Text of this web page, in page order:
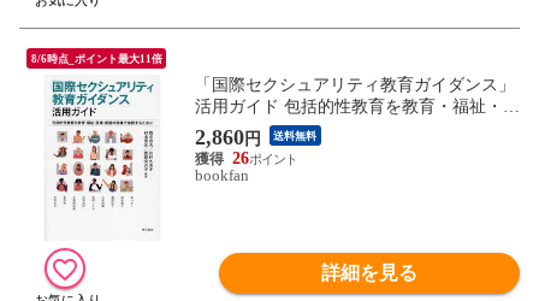
8/6時点_ポイント最大11倍
「国際セクシュアリティ教育ガイダンス」
活用ガイド 包括的性教育を教育・福祉・医
療・保健の現場で実践するために/浅井春夫
2,860円 送料無料
26
bookfan
詳細を見る